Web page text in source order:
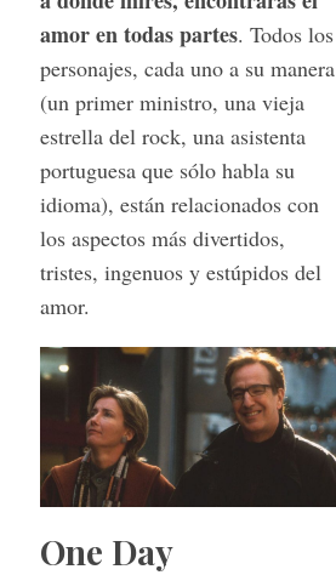
amor en todas partes. Todos los
personajes, cada uno a su manera
(un primer ministro, una vieja
estrella del rock, una asistenta
portuguesa que sólo habla su
idioma), están relacionados con
los aspectos más divertidos,
tristes, ingenuos y estúpidos del
amor.
One Day